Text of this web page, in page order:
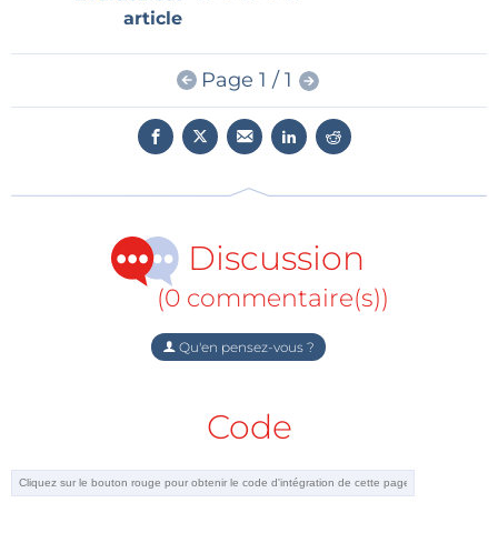
article
Page 1 / 1
Discussion
(0 commentaire(s))
Qu'en pensez-vous ?
Code